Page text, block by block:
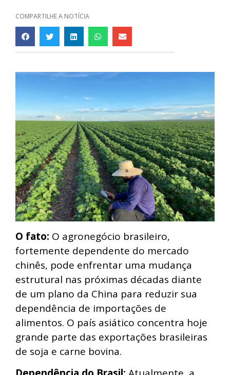
COMPARTILHE A NOTÍCIA
O fato: O agronegócio brasileiro,
fortemente dependente do mercado
chinês, pode enfrentar uma mudança
estrutural nas próximas décadas diante
de um plano da China para reduzir sua
dependência de importações de
alimentos. O país asiático concentra hoje
grande parte das exportações brasileiras
de soja e carne bovina.